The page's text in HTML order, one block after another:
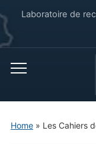
Laboratoire de
Home» Les Cahiers